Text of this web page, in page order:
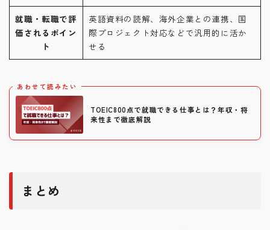
Follow Me
就職・転職で評
価されるポイン
ト
英語資料の読解、海外企業との連携、国
際プロジェクト対応などで汎用的に活か
せる
あわせて読みたい
TOEIC800点で就職できる仕事とは？年収・将
来性まで徹底解説
まとめ